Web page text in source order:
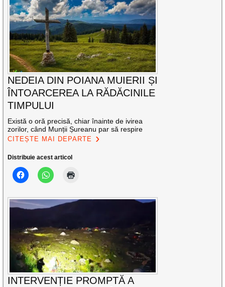
NEDEIA DIN POIANA MUIERII ȘI
ÎNTOARCEREA LA RĂDĂCINILE
TIMPULUI
Există o oră precisă, chiar înainte de ivirea
zorilor, când Munții Șureanu par să respire
CITEȘTE MAI DEPARTE
Distribuie acest articol
INTERVENȚIE PROMPTĂ A